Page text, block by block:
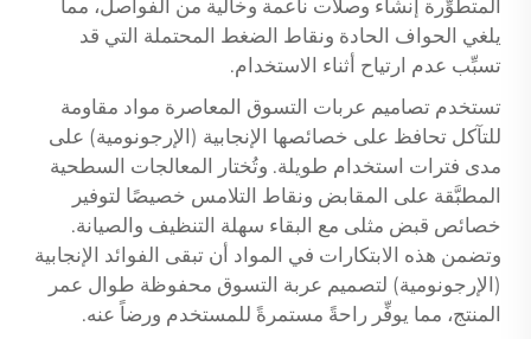
المتطوِّرة إنشاء وصلات ناعمة وخالية من الفواصل، مما
يلغي الحواف الحادة ونقاط الضغط المحتملة التي قد
تسبِّب عدم ارتياح أثناء الاستخدام.
تستخدم تصاميم عربات التسوق المعاصرة مواد مقاومة
للتآكل تحافظ على خصائصها الإنجابية (الإرجونومية) على
مدى فترات استخدام طويلة. وتُختار المعالجات السطحية
المطبَّقة على المقابض ونقاط التلامس خصيصًا لتوفير
خصائص قبض مثلى مع البقاء سهلة التنظيف والصيانة.
وتضمن هذه الابتكارات في المواد أن تبقى الفوائد الإنجابية
(الإرجونومية) لتصميم عربة التسوق محفوظة طوال عمر
المنتج، مما يوفِّر راحةً مستمرةً للمستخدم ورضاً عنه.